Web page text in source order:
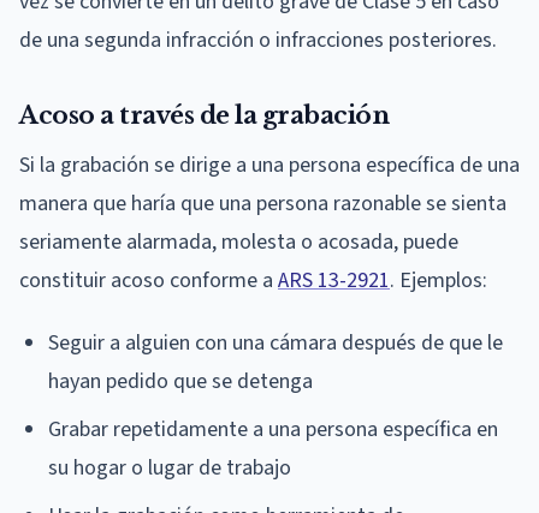
de una segunda infracción o infracciones posteriores.
Acoso a través de la grabación
Si la grabación se dirige a una persona específica de una
manera que haría que una persona razonable se sienta
seriamente alarmada, molesta o acosada, puede
constituir acoso conforme a ARS 13-2921. Ejemplos:
Seguir a alguien con una cámara después de que le
hayan pedido que se detenga
Grabar repetidamente a una persona específica en
su hogar o lugar de trabajo